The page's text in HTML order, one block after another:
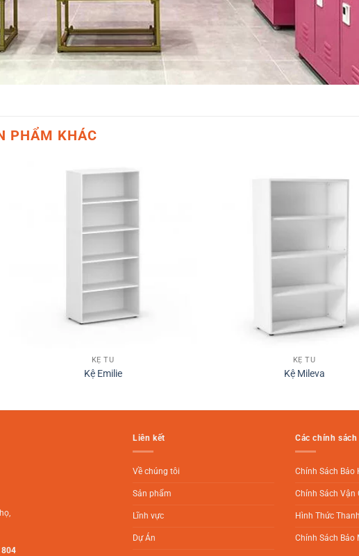
PHẨM KHÁC
KỆ TỦ
Kệ Emilie
KỆ TỦ
Kệ Mileva
Liên kết
Về chúng tôi
Sản phẩm
Lĩnh vực
Dự Án
Các chính sách
Chính Sách Bảo
Chính Sách Vận
Hình Thức
Chính Sách Bảo